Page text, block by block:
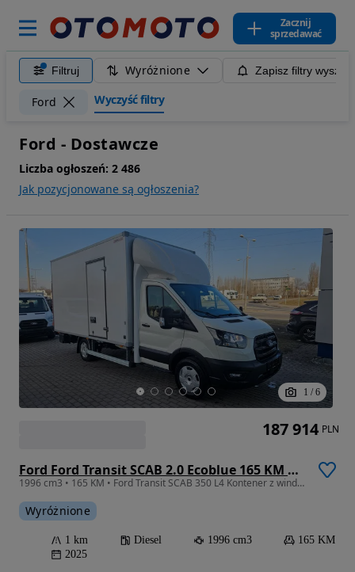
Zacznij
sprzedawać
Filtruj Wyróżnione Zapisz filtry
Ford Wyczyść filtry
Ford - Dostawcze
Liczba ogłoszeń: 2 486
Jak pozycjonowane są ogłoszenia?
1 / 6
Ford Ford Transit SCAB 2.0 Ecoblue 165 KM M6 RWD 350L4 - Kontener z windą
1996 cm3 • 165 KM • Ford Transit SCAB 350 L4 Kontener z windą DHOLLANDIA
Wyróżnione
1 km Diesel 1996 cm3
165 KM
2025
187 914 PLN